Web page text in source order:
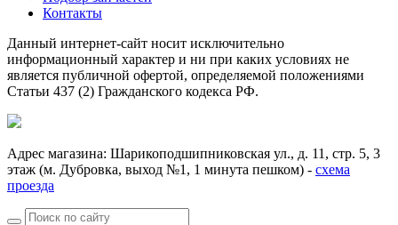
Контакты
Данный интернет-сайт носит исключительно
информационный характер и ни при каких условиях не
является публичной офертой, определяемой положениями
Статьи 437 (2) Гражданского кодекса РФ.
Адрес магазина: Шарикоподшипниковская ул., д. 11, стр. 5, 3
этаж (м. Дубровка, выход №1, 1 минута пешком) - схема
проезда